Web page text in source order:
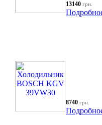
13140 грн.
8740 грн.